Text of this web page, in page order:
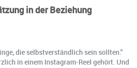
in der Beziehung
die selbstverständlich sein sollten."
in einem Instagram-Reel gehört. Und